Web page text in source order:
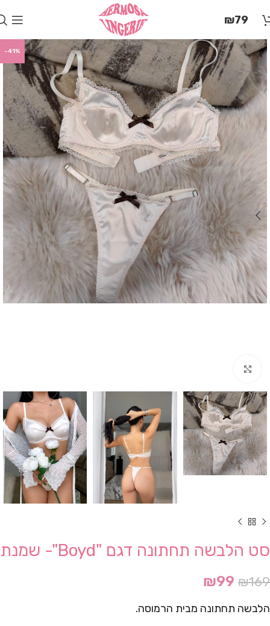
זֶה
מַעֲרֶכֶת
"המרכז
הישראלי
לְהַנְגָּשָׁת
אָתָרִים".
הַמְּסַיַּעַת
לִנְגִישׁוּת
הָאֲתָר.
לִפְתִיחַת
תַּפְרִיט
הֵנְּגִישׁוּת
לְחַץ
ALT+0
₪79
-41%
סט הלבשה תחתונה דגם "Boyd"- שמנת
₪169
₪99
הלבשה תחתונה מבית הרמוסה.